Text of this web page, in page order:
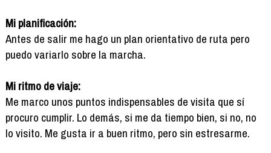
Mi planificación:
Antes de salir me hago un plan orientativo de ruta pero
puedo variarlo sobre la marcha.
Mi ritmo de viaje:
Me marco unos puntos indispensables de visita que sí
procuro cumplir. Lo demás, si me da tiempo bien, si no, no
lo visito. Me gusta ir a buen ritmo, pero sin estresarme.